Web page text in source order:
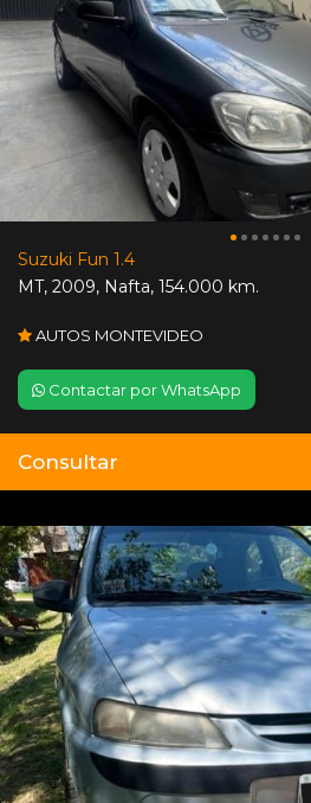
Suzuki Fun 1.4
MT, 2009, Nafta, 154.000 km.
AUTOS MONTEVIDEO
Contactar por WhatsApp
Consultar